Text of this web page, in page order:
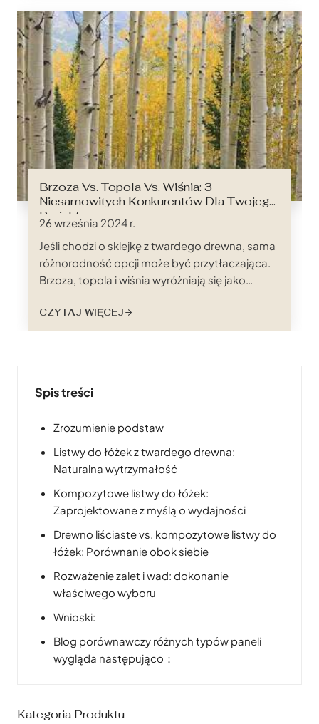
pozyskiwanie wysokiej jakości, opłacalnych
brzozowych listew do łóżek, Chiny stały się
wiodącym miejscem docelowym dla firm...
Brzoza Vs. Topola Vs. Wiśnia: 3
Niesamowitych Konkurentów Dla Twojego
Projektu
26 września 2024 r.
Jeśli chodzi o sklejkę z twardego drewna, sama
różnorodność opcji może być przytłaczająca.
Brzoza, topola i wiśnia wyróżniają się jako
za swoje unikalne cechy i zastosowania. Ale
skąd wiedzieć, która z nich jest odpowiednia
CZYTAJ WIĘCEJ
Spis treści
Zrozumienie podstaw
Listwy do łóżek z twardego drewna:
Naturalna wytrzymałość
Kompozytowe listwy do łóżek:
Zaprojektowane z myślą o wydajności
Drewno liściaste vs. kompozytowe listwy do
łóżek: Porównanie obok siebie
Rozważenie zalet i wad: dokonanie
właściwego wyboru
Wnioski:
Blog porównawczy różnych typów paneli
wygląda następująco：
Kategoria Produktu